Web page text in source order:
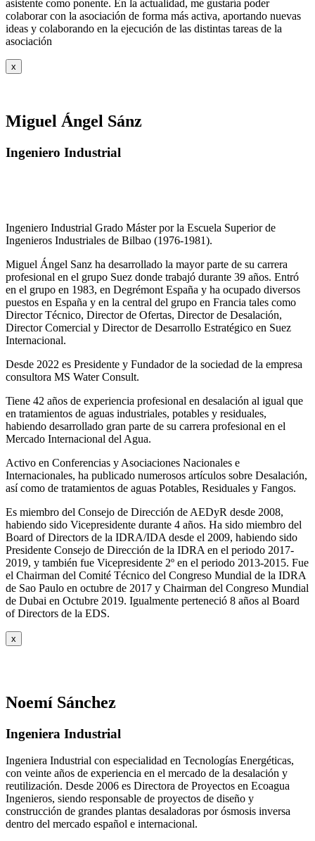
asistente como ponente. En la actualidad, me gustaría poder
colaborar con la asociación de forma más activa, aportando nuevas
ideas y colaborando en la ejecución de las distintas tareas de la
asociación
x
Miguel Ángel Sánz
Ingeniero Industrial
Ingeniero Industrial Grado Máster por la Escuela Superior de
Ingenieros Industriales de Bilbao (1976-1981).
Miguel Ángel Sanz ha desarrollado la mayor parte de su carrera
profesional en el grupo Suez donde trabajó durante 39 años. Entró
en el grupo en 1983, en Degrémont España y ha ocupado diversos
puestos en España y en la central del grupo en Francia tales como
Director Técnico, Director de Ofertas, Director de Desalación,
Director Comercial y Director de Desarrollo Estratégico en Suez
Internacional.
Desde 2022 es Presidente y Fundador de la sociedad de la empresa
consultora MS Water Consult.
Tiene 42 años de experiencia profesional en desalación al igual que
en tratamientos de aguas industriales, potables y residuales,
habiendo desarrollado gran parte de su carrera profesional en el
Mercado Internacional del Agua.
Activo en Conferencias y Asociaciones Nacionales e
Internacionales, ha publicado numerosos artículos sobre Desalación,
así como de tratamientos de aguas Potables, Residuales y Fangos.
Es miembro del Consejo de Dirección de AEDyR desde 2008,
habiendo sido Vicepresidente durante 4 años. Ha sido miembro del
Board of Directors de la IDRA/IDA desde el 2009, habiendo sido
Presidente Consejo de Dirección de la IDRA en el periodo 2017-
2019, y también fue Vicepresidente 2º en el periodo 2013-2015. Fue
el Chairman del Comité Técnico del Congreso Mundial de la IDRA
de Sao Paulo en octubre de 2017 y Chairman del Congreso Mundial
de Dubai en Octubre 2019. Igualmente perteneció 8 años al Board
of Directors de la EDS.
x
Noemí Sánchez
Ingeniera Industrial
Ingeniera Industrial con especialidad en Tecnologías Energéticas,
con veinte años de experiencia en el mercado de la desalación y
reutilización. Desde 2006 es Directora de Proyectos en Ecoagua
Ingenieros, siendo responsable de proyectos de diseño y
construcción de grandes plantas desaladoras por ósmosis inversa
dentro del mercado español e internacional.